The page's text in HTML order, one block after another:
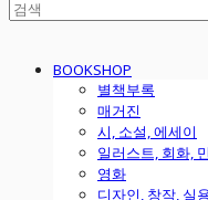
BOOKSHOP
별책부록
매거진
시, 소설, 에세이
일러스트, 회화,
영화
디자인, 창작, 실